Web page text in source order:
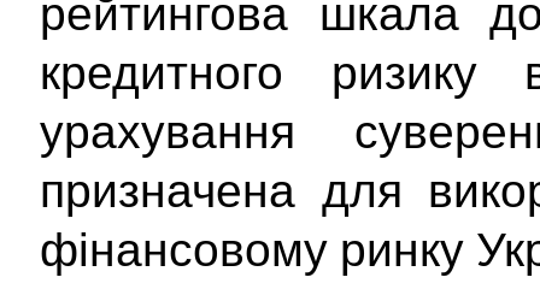
рейтингова шкала
кредитного ризику
урахування
призначена для
фінансовому ринку